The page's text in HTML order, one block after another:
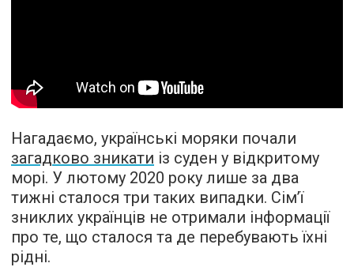
Нагадаємо, українські моряки почали
загадково зникати із суден у відкритому
морі. У лютому 2020 року лише за два
тижні сталося три таких випадки. Сім’ї
зниклих українців не отримали інформації
про те, що сталося та де перебувають їхні
рідні.